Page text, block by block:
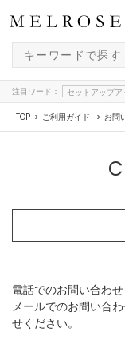
注目ワード： セットアップア
TOP ご利用ガイド お問
電話でのお問い合わ
メールでのお問い合
せください。